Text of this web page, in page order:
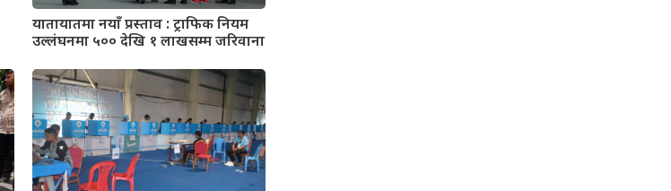
यातायातमा नयाँ प्रस्ताव : ट्राफिक नियम
उल्लंघनमा ५०० देखि १ लाखसम्म जरिवाना